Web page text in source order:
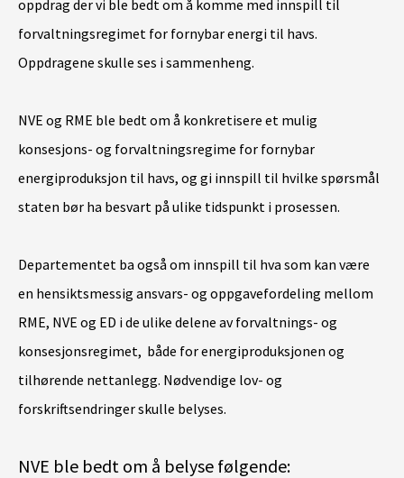
oppdrag der vi ble bedt om å komme med innspill til
forvaltningsregimet for fornybar energi til havs.
Oppdragene skulle ses i sammenheng.
NVE og RME ble bedt om å konkretisere et mulig
konsesjons- og forvaltningsregime for fornybar
energiproduksjon til havs, og gi innspill til hvilke spørsmål
staten bør ha besvart på ulike tidspunkt i prosessen.
Departementet ba også om innspill til hva som kan være
en hensiktsmessig ansvars- og oppgavefordeling mellom
RME, NVE og ED i de ulike delene av forvaltnings- og
konsesjonsregimet, både for energiproduksjonen og
tilhørende nettanlegg. Nødvendige lov- og
forskriftsendringer skulle belyses.
NVE ble bedt om å belyse følgende: